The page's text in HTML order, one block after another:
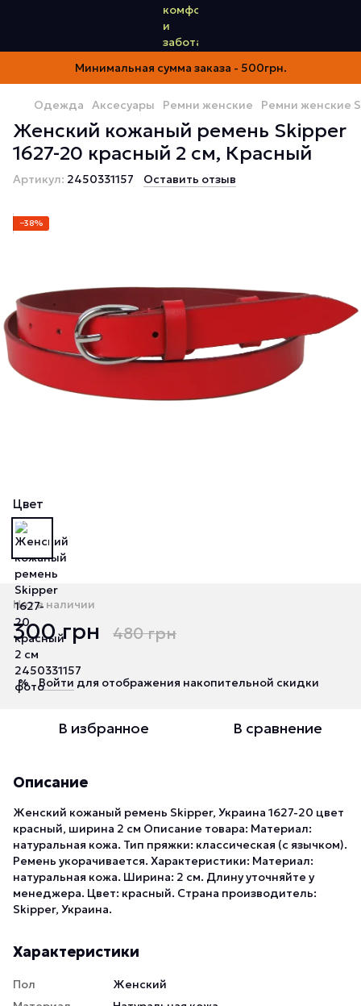
Минимальная сумма заказа - 500грн.
Одежда Аксесуары Ремни женские Ремни женские
Женский кожаный ремень Skipper
1627-20 красный 2 см, Красный
Артикул: 2450331157 Оставить отзыв
−38%
Цвет
Нет в наличии
300 грн 480 грн
% Войти для отображения накопительной скидки
В избранное В сравнение
Описание
Женский кожаный ремень Skipper, Украина 1627-20 цвет
красный, ширина 2 см Описание товара: Материал:
натуральная кожа. Тип пряжки: классическая (с язычком).
Ремень укорачивается. Характеристики: Материал:
натуральная кожа. Ширина: 2 см. Длину уточняйте у
менеджера. Цвет: красный. Страна производитель:
Skipper, Украина.
Характеристики
Пол
Женский